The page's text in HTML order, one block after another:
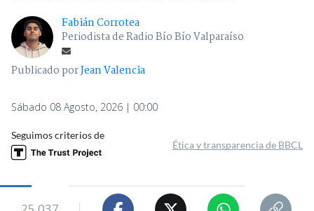
Fabián Corrotea
Periodista de Radio Bío Bío Valparaíso
Publicado porJean Valencia
Sábado 08 Agosto, 2026 | 00:00
Seguimos criterios de
Ética y transparencia de BBCL